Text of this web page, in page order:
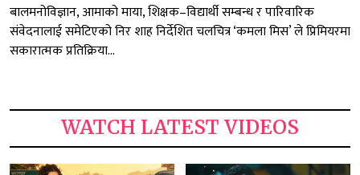
बालमनोविज्ञान, आमाको माया, शिक्षक–विद्यार्थी सम्बन्ध र पारिवारिक
संवेदनालाई समेटिएको निर शाह निर्देशित चलचित्र ‘कमला मिस’ ले प्रिमियरमा
सकारात्मक प्रतिक्रिया...
WATCH LATEST VIDEOS